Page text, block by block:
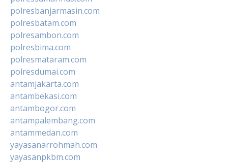
polresbanjarmasin.com
polresbatam.com
polresambon.com
polresbima.com
polresmataram.com
polresdumai.com
antamjakarta.com
antambekasi.com
antambogor.com
antampalembang.com
antammedan.com
yayasanarrohmah.com
yayasanpkbm.com